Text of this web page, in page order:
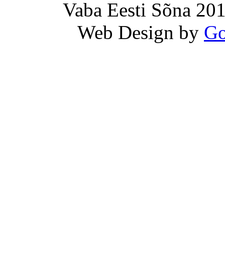
Vaba Eesti Sõna
Web Design by